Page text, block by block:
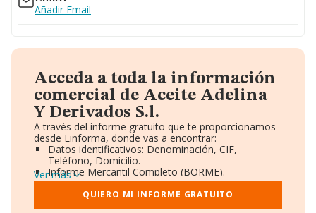
Añadir Email
Acceda a toda la información
comercial de Aceite Adelina
Y Derivados S.l.
A través del informe gratuito que te proporcionamos
desde Einforma, donde vas a encontrar:
Datos identificativos: Denominación, CIF,
Teléfono, Domicilio.
Informe Mercantil Completo (BORME).
Gráficos de Evolución Ventas y Empleados.
Consejo de Administración y Administradores.
Directivos y Ejecutivos.
Ver más
QUIERO MI INFORME GRATUITO